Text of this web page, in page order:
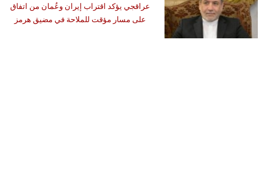
عراقجي يؤكد اقتراب إيران وعُمان من اتفاق
على مسار مؤقت للملاحة في مضيق هرمز